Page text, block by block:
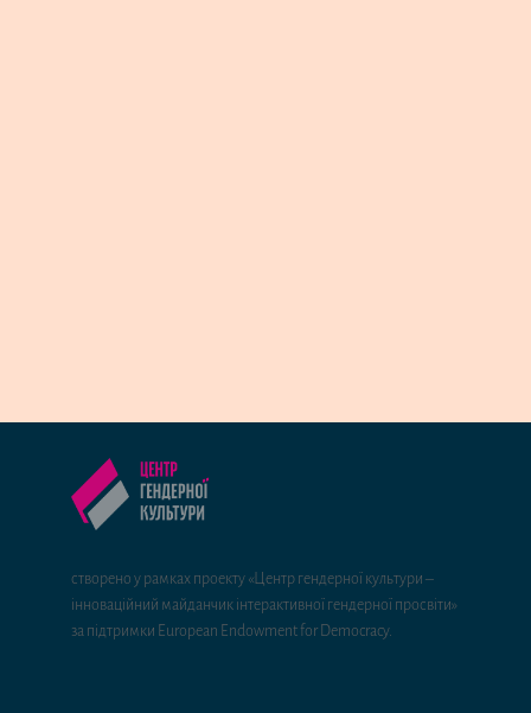
створено у рамках проекту «Центр гендерної культури –
інноваційний майданчик інтерактивної гендерної просвіти»
за підтримки European Endowment for Democracy.